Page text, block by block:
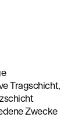
Tragschicht,
Zwecke